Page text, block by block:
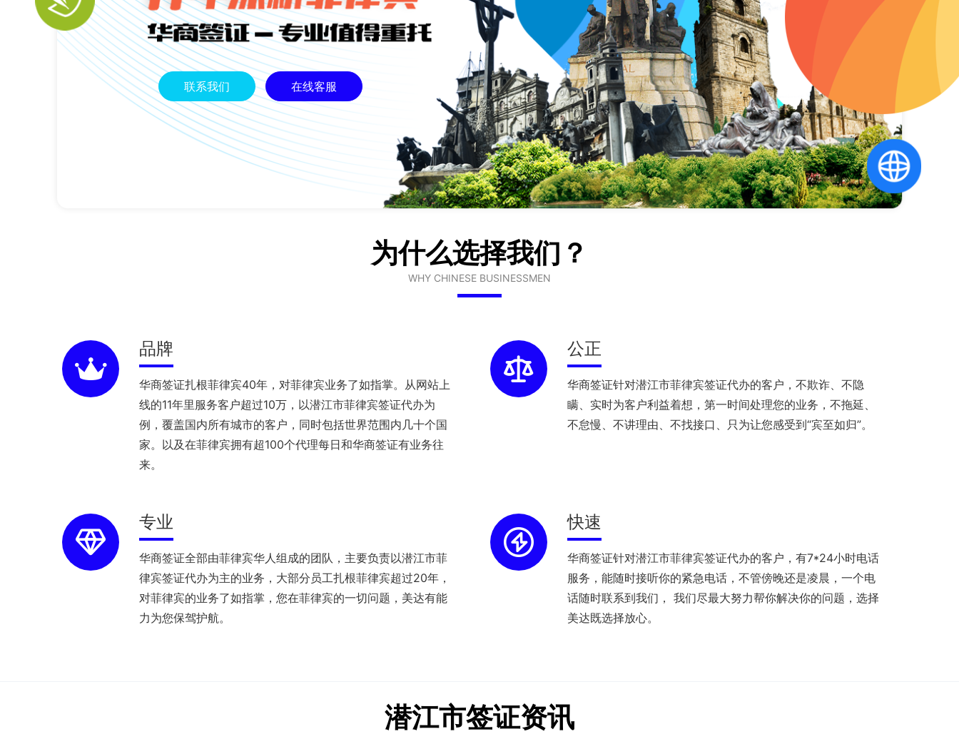
联系我们 在线客服
为什么选择我们？
WHY CHINESE BUSINESSMEN
品牌
华商签证扎根菲律宾40年，对菲律宾业务了如指掌。从网站上
线的11年里服务客户超过10万，以潜江市菲律宾签证代办为
例，覆盖国内所有城市的客户，同时包括世界范围内几十个国
家。以及在菲律宾拥有超100个代理每日和华商签证有业务往
来。
公正
华商签证针对潜江市菲律宾签证代办的客户，不欺诈、不隐
瞒、实时为客户利益着想，第一时间处理您的业务，不拖延、
不怠慢、不讲理由、不找接口、只为让您感受到“宾至如归”。
专业
华商签证全部由菲律宾华人组成的团队，主要负责以潜江市菲
律宾签证代办为主的业务，大部分员工扎根菲律宾超过20年，
对菲律宾的业务了如指掌，您在菲律宾的一切问题，美达有能
力为您保驾护航。
快速
华商签证针对潜江市菲律宾签证代办的客户，有7*24小时电话
服务，能随时接听你的紧急电话，不管傍晚还是凌晨，一个电
话随时联系到我们， 我们尽最大努力帮你解决你的问题，选择
美达既选择放心。
潜江市签证资讯